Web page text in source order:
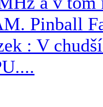
Pinball
: V